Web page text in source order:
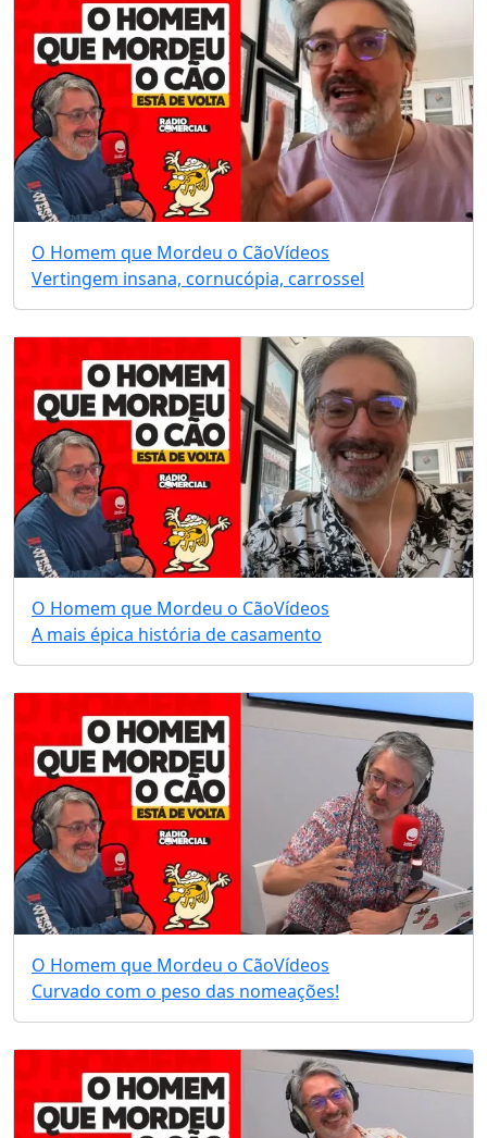
O Homem que Mordeu o CãoVídeos
Vertingem insana, cornucópia, carrossel
O Homem que Mordeu o CãoVídeos
A mais épica história de casamento
O Homem que Mordeu o CãoVídeos
Curvado com o peso das nomeações!